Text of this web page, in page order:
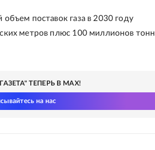
поставок газа в 2030 году
метров плюс 100 миллионов тонн
ТЕПЕРЬ В MAX!
на нас